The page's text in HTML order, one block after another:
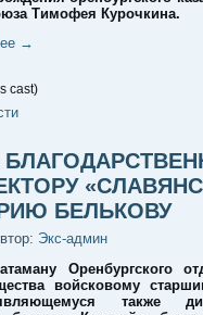
Тимофея Курочкина.
→
cast)
БЕЛЬКОВУ
Экс-админ
Оренбургского
войсковому
также